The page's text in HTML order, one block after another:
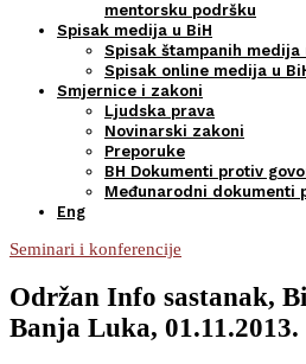
mentorsku podršku
Spisak medija u BiH
Spisak štampanih medija
Spisak online medija u
Smjernice i zakoni
Ljudska prava
Novinarski zakoni
Preporuke
BH Dokumenti protiv
Međunarodni dokumenti
Eng
Seminari i konferencije
Održan Info sastanak,
Banja Luka, 01.11.2013.